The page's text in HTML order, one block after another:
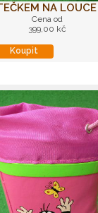
NA
Cena od
399,00 kč
Koupit